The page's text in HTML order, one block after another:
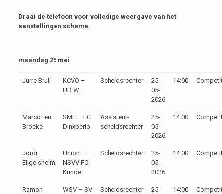
Draai de telefoon voor volledige weergave van het
aanstellingen schema
maandag 25 mei
Jurre Bruil
KCVO –
UD W.
Scheidsrechter
25-
05-
2026
14:00
Marco ten
Broeke
SML – FC
Dinxperlo
Assistent-
scheidsrechter
25-
05-
2026
14:00
Jordi
Eijgelsheim
Union –
NSVV FC
Kunde
Scheidsrechter
25-
05-
2026
14:00
Ramon
WSV – SV
Scheidsrechter
25-
14:00